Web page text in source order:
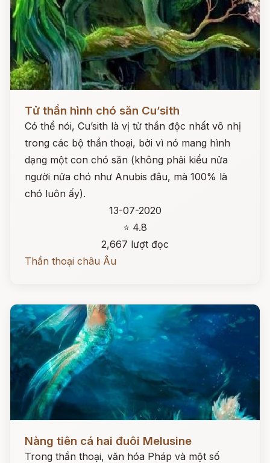
Tử thần hình chó săn Cu’sith
Có thể nói, Cu’sith là vị tử thần độc nhất vô nhị
trong các bộ thần thoại, bởi vì nó mang hình
dạng một con chó săn (không phải kiểu nửa
người nửa chó như Anubis đâu, mà 100% là
chó luôn ấy).
13-07-2020
⭐ 4.8
2,667 lượt đọc
Thần thoại châu Âu
Nàng tiên cá hai đuôi Melusine
Trong thần thoại, văn hóa Pháp và một số